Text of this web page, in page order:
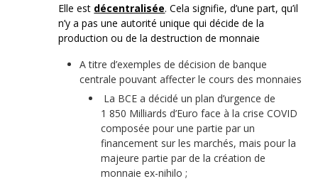
Elle est décentralisée. Cela signifie, d’une part, qu’il
n’y a pas une autorité unique qui décide de la
production ou de la destruction de monnaie
A titre d’exemples de décision de banque
centrale pouvant affecter le cours des monnaies
La BCE a décidé un plan d’urgence de
1 850 Milliards d’Euro face à la crise COVID
composée pour une partie par un
financement sur les marchés, mais pour la
majeure partie par de la création de
monnaie ex-nihilo ;